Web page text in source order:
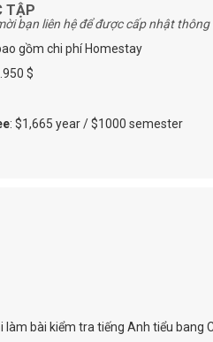
TẬP
bạn liên hệ để được cấp nhật
gồm chi phí Homestay
$
: $1,665 year / $1000 semester
làm bài kiểm tra tiếng Anh tiểu bang